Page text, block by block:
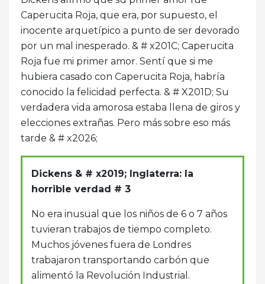
Caperucita Roja, que era, por supuesto, el
inocente arquetípico a punto de ser devorado
por un mal inesperado. & # x201C; Caperucita
Roja fue mi primer amor. Sentí que si me
hubiera casado con Caperucita Roja, habría
conocido la felicidad perfecta. & # X201D; Su
verdadera vida amorosa estaba llena de giros y
elecciones extrañas. Pero más sobre eso más
tarde & # x2026;
Dickens & # x2019; Inglaterra: la
horrible verdad # 3
No era inusual que los niños de 6 o 7 años
tuvieran trabajos de tiempo completo.
Muchos jóvenes fuera de Londres
trabajaron transportando carbón que
alimentó la Revolución Industrial.